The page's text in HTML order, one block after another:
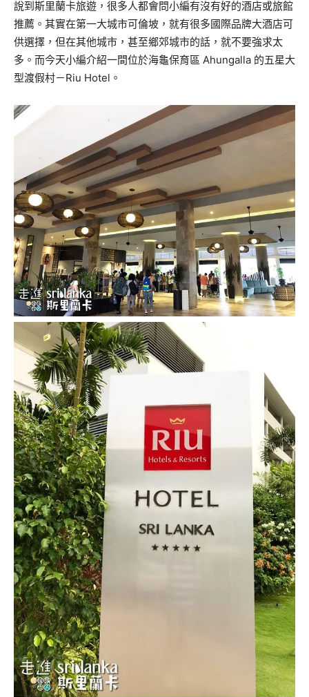
說到斯里蘭卡旅遊，很多人都會問小編有沒有好的酒店或旅館
推薦。其實在第一大城市可倫坡，就有很多國際品牌大酒店可
供選擇，但在其他城市，甚至鄉郊城市的話，就不要強求太
多。而今天小編介紹一間位於海龜保育區 Ahungalla 的五星大
型渡假村－Riu Hotel 。